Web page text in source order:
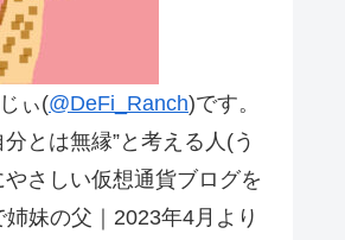
ぃ(@DeFi_Ranch)です。
とは無縁”と考える人(う
さしい仮想通貨ブログを
妹の父｜2023年4月より